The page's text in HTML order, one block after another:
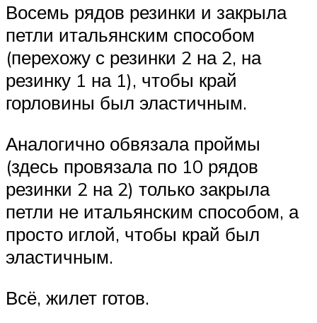
Восемь рядов резинки и закрыла
петли итальянским способом
(перехожу с резинки 2 на 2, на
резинку 1 на 1), чтобы край
горловины был эластичным.
Аналогично обвязала проймы
(здесь провязала по 10 рядов
резинки 2 на 2) только закрыла
петли не итальянским способом, а
просто иглой, чтобы край был
эластичным.
Всё, жилет готов.